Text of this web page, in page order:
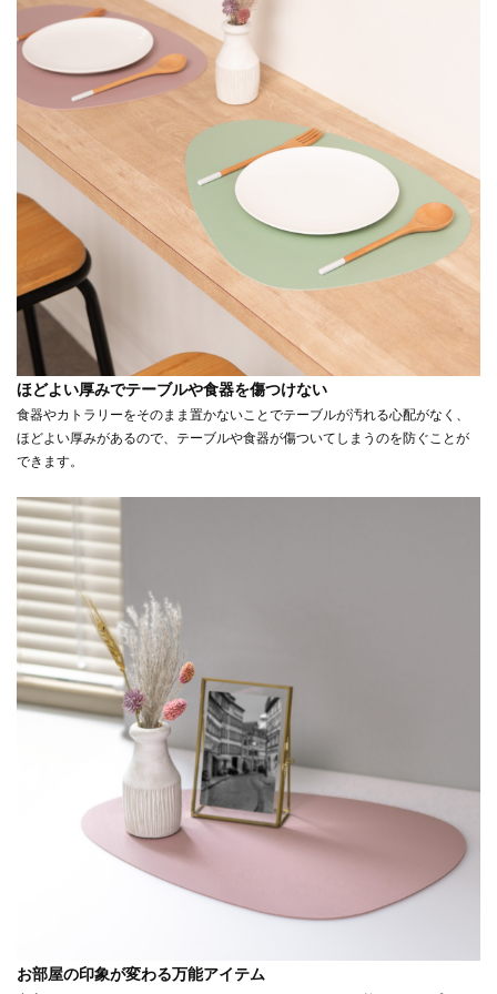
ほどよい厚みでテーブルや食器を傷つけない
食器やカトラリーをそのまま置かないことでテーブルが汚れる心配がなく、
ほどよい厚みがあるので、テーブルや食器が傷ついてしまうのを防ぐことが
できます。
お部屋の印象が変わる万能アイテム